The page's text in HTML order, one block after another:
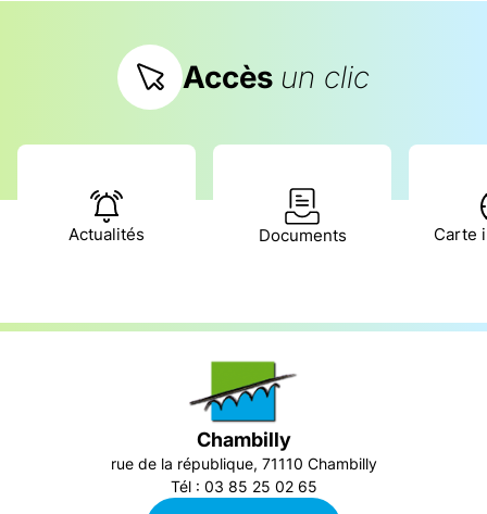
Accès un clic
Actualités Documents Carte
Chambilly
rue de la république, 71110 Chambilly
Tél : 03 85 25 02 65